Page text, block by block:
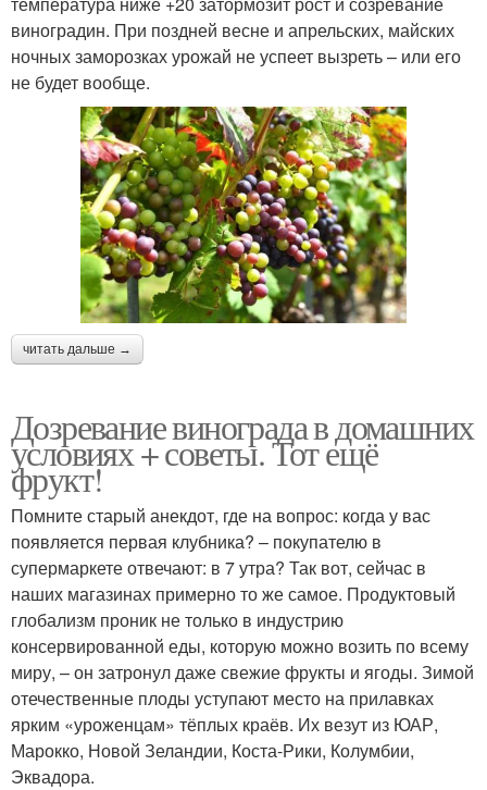
виноградин. При поздней весне и апрельских, майских
ночных заморозках урожай не успеет вызреть – или его
не будет вообще.
читать дальше →
Дозревание винограда в домашних
условиях + советы. Тот ещё
фрукт!
Помните старый анекдот, где на вопрос: когда у вас
появляется первая клубника? – покупателю в
супермаркете отвечают: в 7 утра? Так вот, сейчас в
наших магазинах примерно то же самое. Продуктовый
глобализм проник не только в индустрию
консервированной еды, которую можно возить по всему
миру, – он затронул даже свежие фрукты и ягоды. Зимой
отечественные плоды уступают место на прилавках
ярким «уроженцам» тёплых краёв. Их везут из ЮАР,
Марокко, Новой Зеландии, Коста-Рики, Колумбии,
Эквадора.